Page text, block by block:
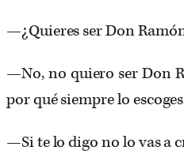
—¿Quieres ser Don
—No, no quiero ser Don
por qué siempre lo
—Si te lo digo no lo vas a